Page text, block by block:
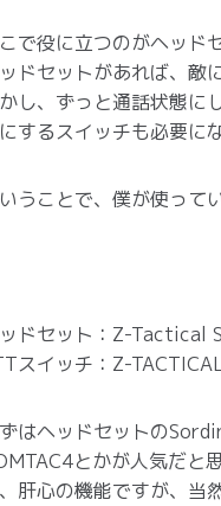
で役に立つのがヘッド
ドセットがあれば、敵
し、ずっと通話状態に
するスイッチも必要に
うことで、僕が使って
ドセット：Z-Tactical
スイッチ：Z-
はヘッドセットの
とかが人気だと
肝心の機能ですが、当